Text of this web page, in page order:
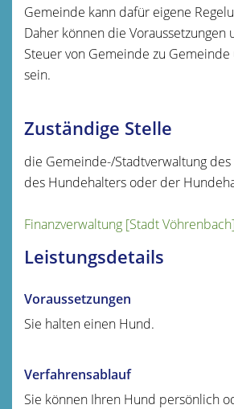
Gemeinde kann dafür eigene
Daher können die
Steuer von Gemeinde zu
sein.
Zuständige Stelle
die Gemeinde-/Stadtverwaltung
des Hundehalters oder der
Finanzverwaltung [Stadt Vöhrenbach]
Leistungsdetails
Voraussetzungen
Sie halten einen Hund.
Verfahrensablauf
Sie können Ihren Hund persönlich